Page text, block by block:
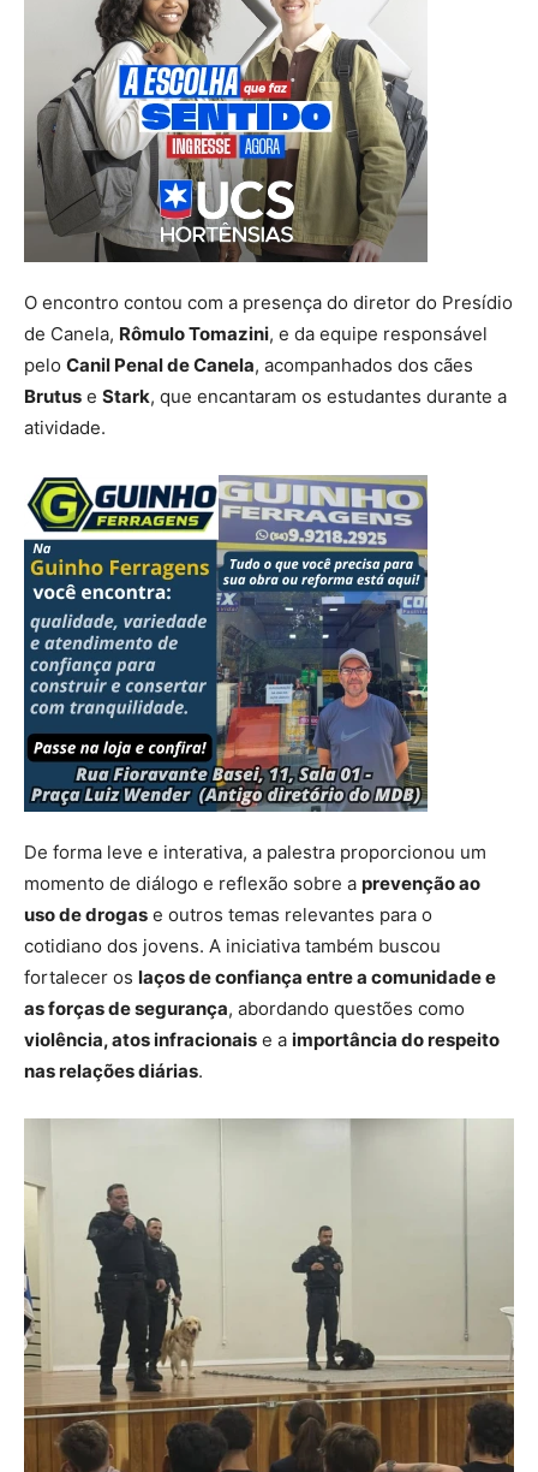
O encontro contou com a presença do diretor do Presídio
de Canela, Rômulo Tomazini, e da equipe responsável
pelo Canil Penal de Canela, acompanhados dos cães
Brutus e Stark, que encantaram os estudantes durante a
atividade.
De forma leve e interativa, a palestra proporcionou um
momento de diálogo e reflexão sobre a prevenção ao
uso de drogas e outros temas relevantes para o
cotidiano dos jovens. A iniciativa também buscou
fortalecer os laços de confiança entre a comunidade e
as forças de segurança, abordando questões como
violência, atos infracionais e a importância do respeito
nas relações diárias.